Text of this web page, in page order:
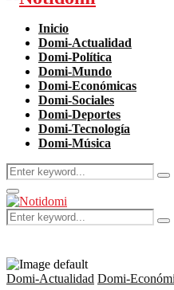
Inicio
Domi-Actualidad
Domi-Política
Domi-Mundo
Domi-Económicas
Domi-Sociales
Domi-Deportes
Domi-Tecnología
Domi-Música
Search
for:
Primary
Menu
Search
for:
Domi-Actualidad Domi-